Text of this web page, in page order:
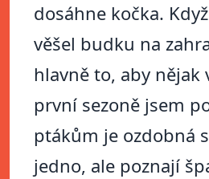
dosáhne kočka.
věšel budku na
hlavně to, aby nějak
první sezoně jsem
ptákům je ozdobná
jedno, ale poznají